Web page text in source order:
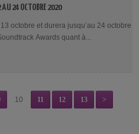
24 OCTOBRE 2020
octobre et durera jusqu’au 24 octobre
Awards quant à...
10 11 12 13 >